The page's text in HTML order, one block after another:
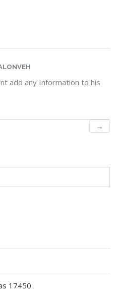
add any Information to his
→
17450